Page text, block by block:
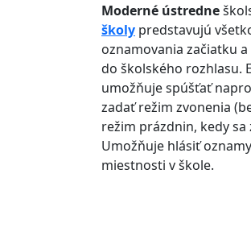
Moderné ústredne
školy predstavujú
oznamovania začiatku
do školského rozhlasu.
umožňuje spúšťať
zadať režim zvonenia
režim prázdnin, kedy
Umožňuje hlásiť
miestnosti v škole.